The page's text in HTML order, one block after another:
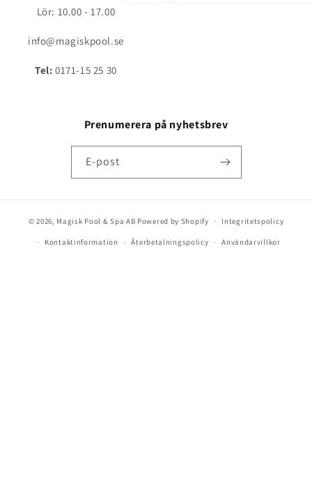
Lör: 10.00 - 17.00
info@magiskpool.se
Tel: 0171-15 25 30
Prenumerera på nyhetsbrev
E-post
© 2026, Magisk Pool & Spa AB Powered by Shopify Integritetspolicy
Kontaktinformation Återbetalningspolicy Användarvillkor